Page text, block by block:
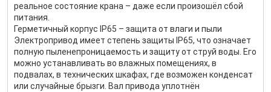
реальное состояние крана – даже если произошёл сбой
питания.
Герметичный корпус IP65 – защита от влаги и пыли
Электропривод имеет степень защиты IP65, что означает
полную пыленепроницаемость и защиту от струй воды. Его
можно устанавливать во влажных помещениях, в
подвалах, в технических шкафах, где возможен конденсат
или случайные брызги. Вал привода уплотнён